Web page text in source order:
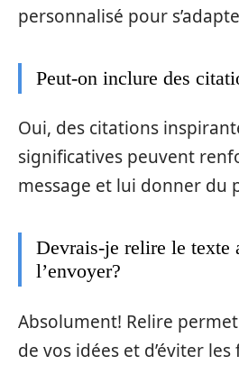
personnalisé pour
Peut-on inclure des
Oui, des citations
significatives peuvent
message et lui donner du
Devrais-je relire le texte
l’envoyer?
Absolument! Relire
de vos idées et d’éviter les